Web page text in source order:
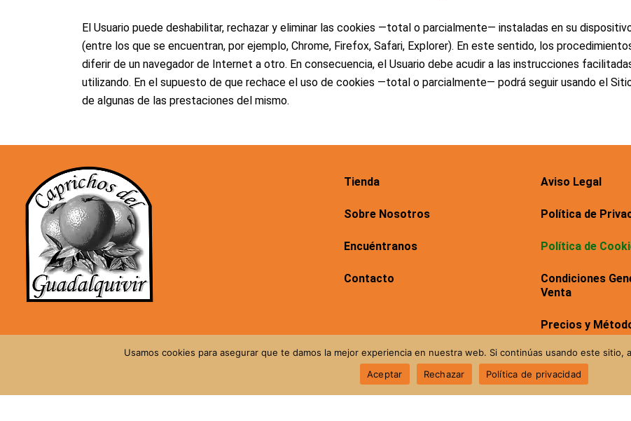
El Usuario puede deshabilitar, rechazar y eliminar las cookies —total o parcialmente— instaladas en su
(entre los que se encuentran, por ejemplo, Chrome, Firefox, Safari, Explorer). En este sentido, los
diferir de un navegador de Internet a otro. En consecuencia, el Usuario debe acudir a las instrucciones
utilizando. En el supuesto de que rechace el uso de cookies —total o parcialmente— podrá seguir usando el
de algunas de las prestaciones del mismo.
Tienda
Sobre Nosotros
Encuéntranos
Contacto
Aviso Legal
Política de
Política de
Condiciones
Venta
Precios y
Política de
Usamos cookies para asegurar que te damos la mejor experiencia en nuestra web. Si continúas usando este sitio,
Aceptar
Rechazar Política de privacidad